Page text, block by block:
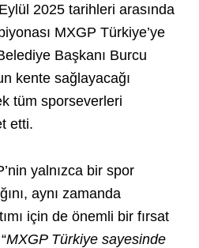
2025 tarihleri arasında
MXGP Türkiye’ye
Başkanı Burcu
kente sağlayacağı
tüm sporseverleri
etti.
yalnızca bir spor
aynı zamanda
için de önemli bir fırsat
MXGP Türkiye sayesinde